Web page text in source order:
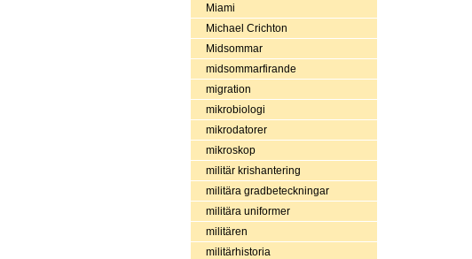
Miami
Michael Crichton
Midsommar
midsommarfirande
migration
mikrobiologi
mikrodatorer
mikroskop
militär krishantering
militära gradbeteckningar
militära uniformer
militären
militärhistoria